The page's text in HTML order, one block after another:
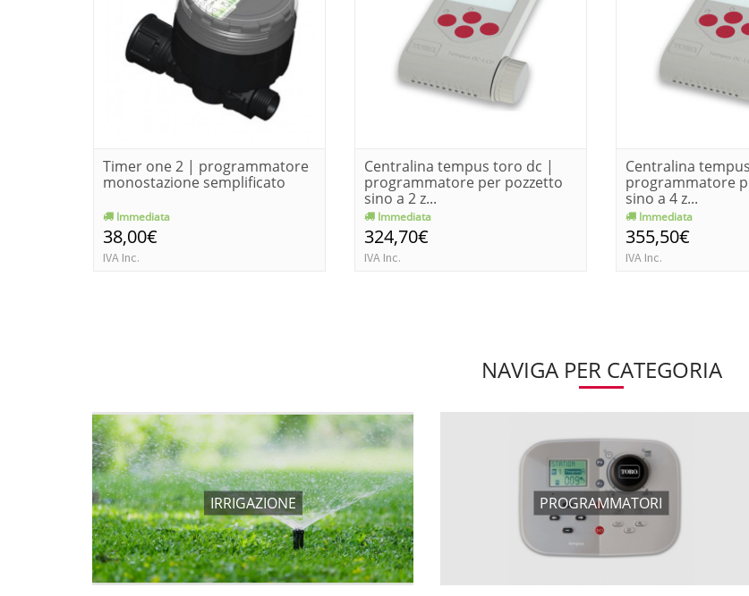
Timer one 2 | programmatore
monostazione semplificato
Immediata
38,00€
IVA Inc.
Centralina tempus toro dc |
programmatore per pozzetto
sino a 2 z...
Immediata
324,70€
IVA Inc.
Centralina
programmatore
sino a 4 z...
Immediata
355,50€
IVA Inc.
NAVIGA PER CATEGORIA
IRRIGAZIONE PROGRAMMATORI